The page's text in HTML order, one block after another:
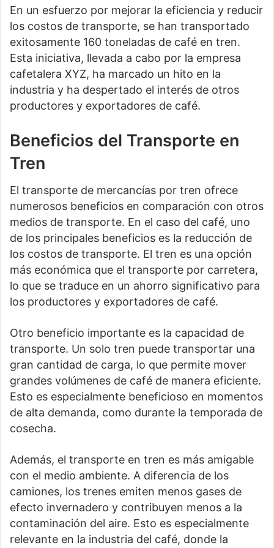
En un esfuerzo por mejorar la eficiencia y reducir
los costos de transporte, se han transportado
exitosamente 160 toneladas de café en tren.
Esta iniciativa, llevada a cabo por la empresa
cafetalera XYZ, ha marcado un hito en la
industria y ha despertado el interés de otros
productores y exportadores de café.
Beneficios del Transporte en
Tren
El transporte de mercancías por tren ofrece
numerosos beneficios en comparación con otros
medios de transporte. En el caso del café, uno
de los principales beneficios es la reducción de
los costos de transporte. El tren es una opción
más económica que el transporte por carretera,
lo que se traduce en un ahorro significativo para
los productores y exportadores de café.
Otro beneficio importante es la capacidad de
transporte. Un solo tren puede transportar una
gran cantidad de carga, lo que permite mover
grandes volúmenes de café de manera eficiente.
Esto es especialmente beneficioso en momentos
de alta demanda, como durante la temporada de
cosecha.
Además, el transporte en tren es más amigable
con el medio ambiente. A diferencia de los
camiones, los trenes emiten menos gases de
efecto invernadero y contribuyen menos a la
contaminación del aire. Esto es especialmente
relevante en la industria del café, donde la